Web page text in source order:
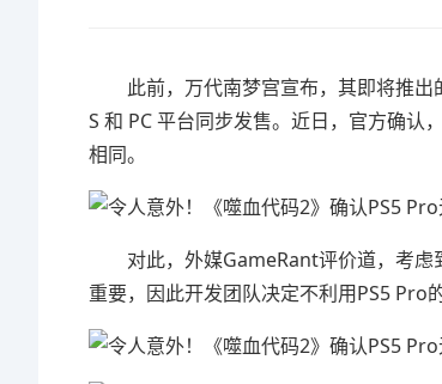
此前，万代南梦宫宣布，其即将推
S 和 PC 平台同步发售。近日，官方确认
相同。
对此，外媒GameRant评价道，考
重要，因此开发团队决定不利用PS5 Pro